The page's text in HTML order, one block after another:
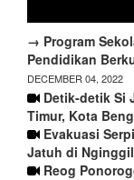
→ Program
Pendidikan
DECEMBER 04, 2022
Detik-detik Si
Timur, Kota
Evakuasi
Jatuh di
Reog